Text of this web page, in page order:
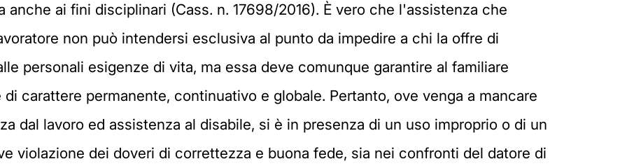
anche ai fini disciplinari (Cass. n. 17698/2016). È vero che l'assistenza che
non può intendersi esclusiva al punto da impedire a chi la offre di
personali esigenze di vita, ma essa deve comunque garantire al familiare
carattere permanente, continuativo e globale. Pertanto, ove venga a mancare
dal lavoro ed assistenza al disabile, si è in presenza di un uso improprio o di un
violazione dei doveri di correttezza e buona fede, sia nei confronti del datore di